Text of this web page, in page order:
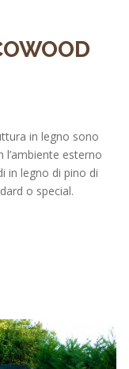
in legno sono
esterno
in legno di pino di
o special.